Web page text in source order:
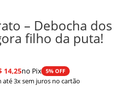
– Debocha dos
filho da puta!
14,25no Pix 5% OFF
até 3x sem juros no cartão